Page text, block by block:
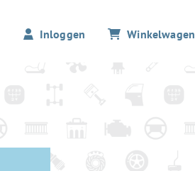
Inloggen Winkelwagen